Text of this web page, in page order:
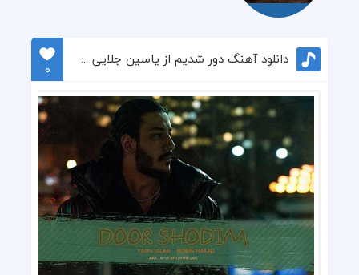
دانلود آهنگ دور شدیم از یاسین جلایی و مبین میرعلی
0